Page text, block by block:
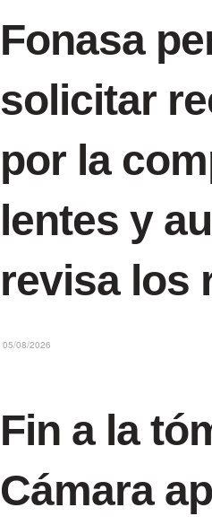
Fonasa
solicitar
por la
lentes y
revisa los
05/08/2026
Fin a la
Cámara